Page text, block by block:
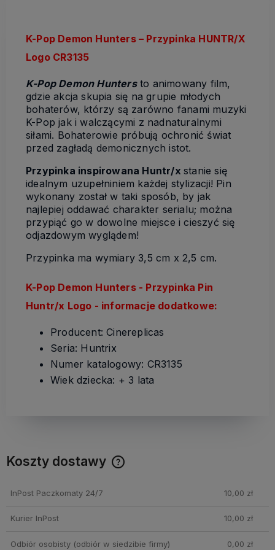
K-Pop Demon Hunters – Przypinka HUNTR/X
Logo CR3135
K-Pop Demon Huntersto animowany film,
gdzie akcja skupia się na grupie młodych
bohaterów, którzy są zarówno fanami muzyki
K-Pop jak i walczącymi z nadnaturalnymi
siłami. Bohaterowie próbują ochronić świat
przed zagładą demonicznych istot.
Przypinka inspirowana Huntr/x stanie się
idealnym uzupełniniem każdej stylizacji! Pin
wykonany został w taki sposób, by jak
najlepiej oddawać charakter serialu; można
przypiąć go w dowolne miejsce i cieszyć się
odjazdowym wyglądem!
Przypinka ma wymiary 3,5 cm x 2,5 cm.
K-Pop Demon Hunters - Przypinka Pin
Huntr/x Logo - informacje dodatkowe:
Producent: Cinereplicas
Seria: Huntrix
Numer katalogowy: CR3135
Wiek dziecka: + 3 lata
Koszty dostawy
InPost Paczkomaty 24/7 10,00 zł
Kurier InPost 10,00 zł
Odbiór osobisty(odbiór w siedzibie firmy) 0,00 zł